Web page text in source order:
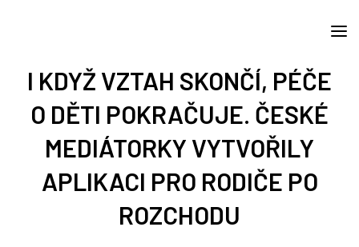
I KDYŽ VZTAH SKONČÍ, PÉČE
O DĚTI POKRAČUJE. ČESKÉ
MEDIÁTORKY VYTVOŘILY
APLIKACI PRO RODIČE PO
ROZCHODU